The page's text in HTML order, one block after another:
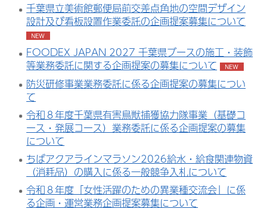
千葉県立美術館郵便局前交差点角地の空間デザイン
設計及び看板設置作業委託の企画提案募集について
FOODEX JAPAN 2027 千葉県ブースの施工・装飾
等業務委託に関する企画提案の募集について
防災研修事業業務委託に係る企画提案の募集につい
て
令和８年度千葉県有害鳥獣捕獲協力隊事業（基礎コ
ース・発展コース）業務委託に係る企画提案の募集
について
ちばアクアラインマラソン2026給水・給食関連物資
（消耗品）の購入に係る一般競争入札について
令和８年度「女性活躍のための異業種交流会」に係
る企画・運営業務企画提案募集について